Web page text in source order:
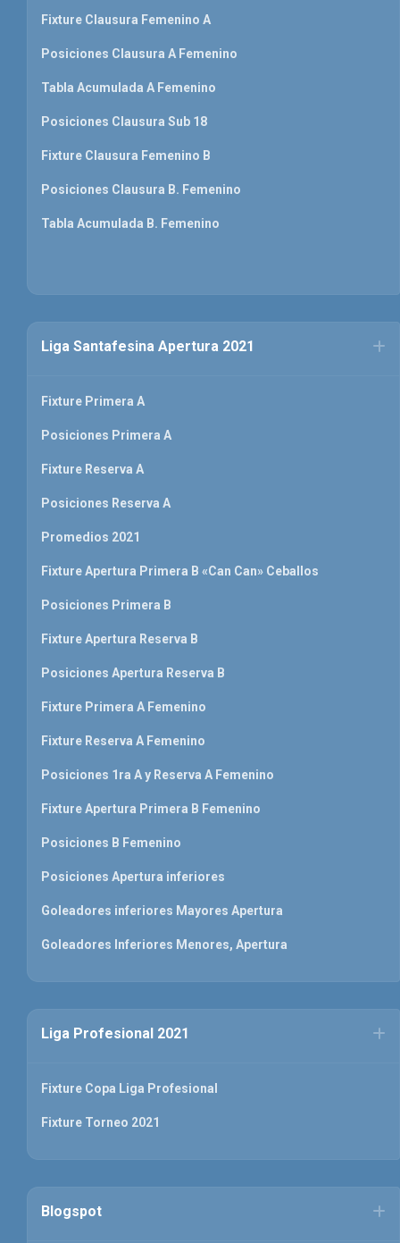
Fixture Clausura Femenino A
Posiciones Clausura A Femenino
Tabla Acumulada A Femenino
Posiciones Clausura Sub 18
Fixture Clausura Femenino B
Posiciones Clausura B. Femenino
Tabla Acumulada B. Femenino
Liga Santafesina Apertura 2021
Fixture Primera A
Posiciones Primera A
Fixture Reserva A
Posiciones Reserva A
Promedios 2021
Fixture Apertura Primera B «Can Can» Ceballos
Posiciones Primera B
Fixture Apertura Reserva B
Posiciones Apertura Reserva B
Fixture Primera A Femenino
Fixture Reserva A Femenino
Posiciones 1ra A y Reserva A Femenino
Fixture Apertura Primera B Femenino
Posiciones B Femenino
Posiciones Apertura inferiores
Goleadores inferiores Mayores Apertura
Goleadores Inferiores Menores, Apertura
Liga Profesional 2021
Fixture Copa Liga Profesional
Fixture Torneo 2021
Blogspot